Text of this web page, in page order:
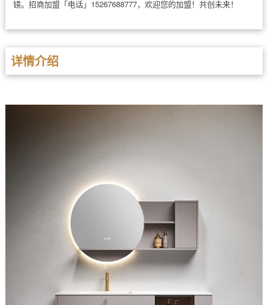
镜。招商加盟「电话」15267688777，欢迎您的加盟！共创未来！
详情介绍